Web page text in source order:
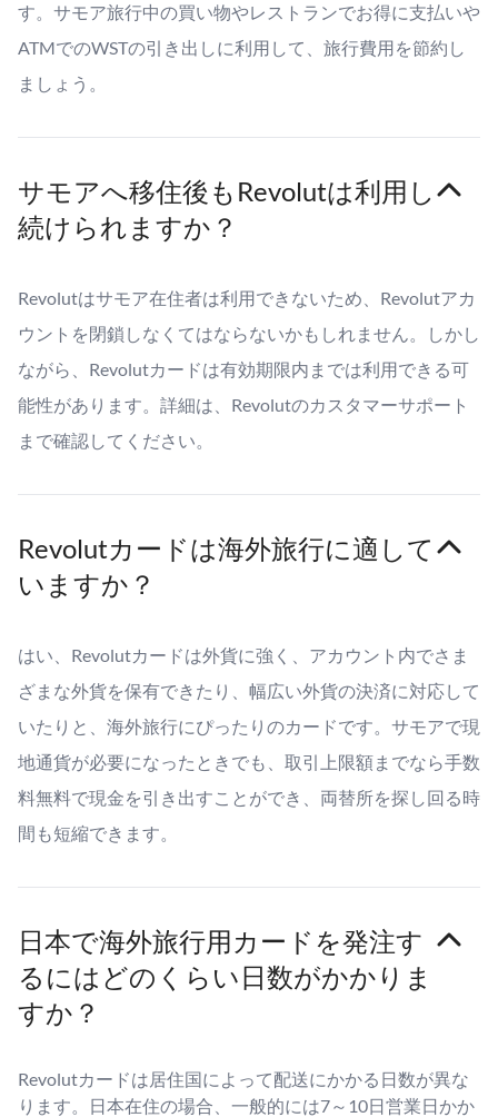
す。サモア旅行中の買い物やレストランでお得に支払いや
ATMでのWSTの引き出しに利用して、旅行費用を節約し
ましょう。
サモアへ移住後もRevolutは利用し
続けられますか？
Revolutはサモア在住者は利用できないため、Revolutアカ
ウントを閉鎖しなくてはならないかもしれません。しかし
ながら、Revolutカードは有効期限内までは利用できる可
能性があります。詳細は、Revolutのカスタマーサポート
まで確認してください。
Revolutカードは海外旅行に適して
いますか？
はい、Revolutカードは外貨に強く、アカウント内でさま
ざまな外貨を保有できたり、幅広い外貨の決済に対応して
いたりと、海外旅行にぴったりのカードです。サモアで現
地通貨が必要になったときでも、取引上限額までなら手数
料無料で現金を引き出すことができ、両替所を探し回る時
間も短縮できます。
日本で海外旅行用カードを発注す
るにはどのくらい日数がかかりま
すか？
Revolutカードは居住国によって配送にかかる日数が異な
ります。日本在住の場合、一般的には7～10日営業日かか